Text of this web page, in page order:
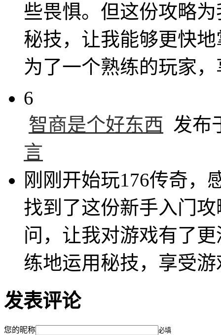
些畏惧。但这份攻略
秘技，让我能够更快
为了一个熟练的玩家
6
智商是个好东西 发布
言
刚刚开始玩176传奇，
找到了这份新手入门
问，让我对游戏有了
练地运用秘技，享受
发表评论
您的昵称 必填